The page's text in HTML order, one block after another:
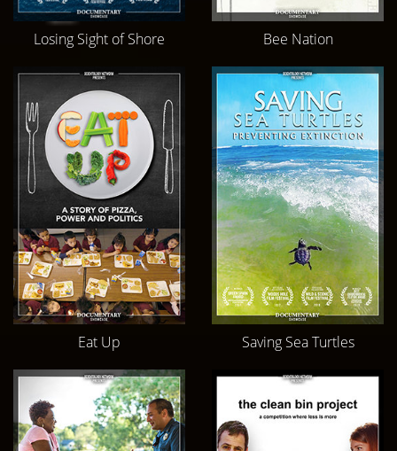
Losing Sight of Shore Bee Nation
Eat Up Saving Sea Turtles